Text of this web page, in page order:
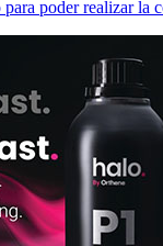
DE NUESTRAS
ÚNETE